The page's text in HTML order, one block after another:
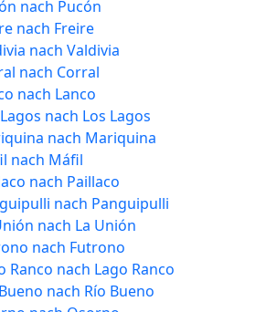
nach Pucón
nach Freire
nach Valdivia
nach Corral
nach Lanco
nach Los Lagos
nach Mariquina
nach Máfil
nach Paillaco
nach Panguipulli
nach La Unión
nach Futrono
Ranco nach Lago Ranco
nach Río Bueno